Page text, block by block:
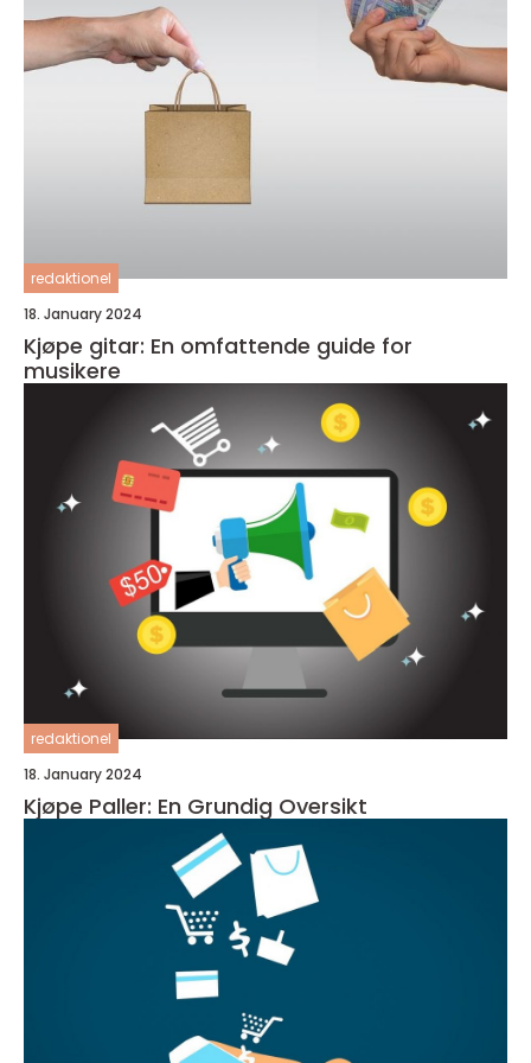
redaktionel
18. January 2024
Kjøpe gitar: En omfattende guide for
musikere
redaktionel
18. January 2024
Kjøpe Paller: En Grundig Oversikt